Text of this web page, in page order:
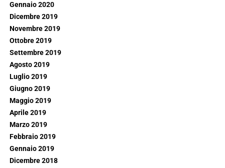
Gennaio 2020
Dicembre 2019
Novembre 2019
Ottobre 2019
Settembre 2019
Agosto 2019
Luglio 2019
Giugno 2019
Maggio 2019
Aprile 2019
Marzo 2019
Febbraio 2019
Gennaio 2019
Dicembre 2018